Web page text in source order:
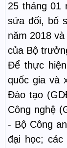
25 tháng 01
sửa đổi, bổ
năm 2018
của Bộ
Để thực
quốc gia và
Đào tạo
Công nghệ
- Bộ Công
đại học;